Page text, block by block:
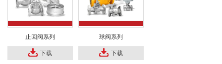
止回阀系列
下载
球阀系列
下载